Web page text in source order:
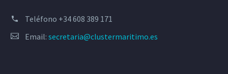
Teléfono +34 608 389 171
Email: secretaria@clustermaritimo.es